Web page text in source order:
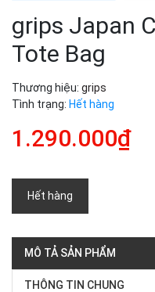
grips Japan
Tote Bag
Thương hiệu: grips
Tình trạng: Hết hàng
1.290.000₫
Hết hàng
MÔ TẢ SẢN PHẨM
THÔNG TIN CHUNG